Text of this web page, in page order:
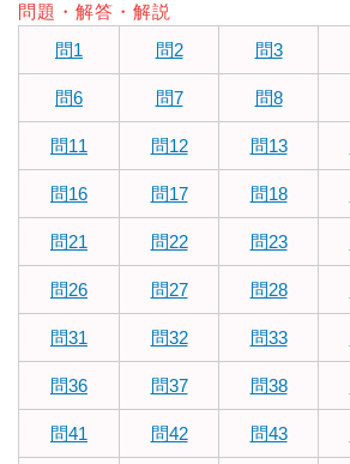
問題・解答・解説
問1
問2 問3
問6 問7 問8
問11 問12 問13
問16 問17 問18
問21 問22 問23
問26 問27 問28
問31 問32 問33
問36 問37 問38
問41 問42 問43